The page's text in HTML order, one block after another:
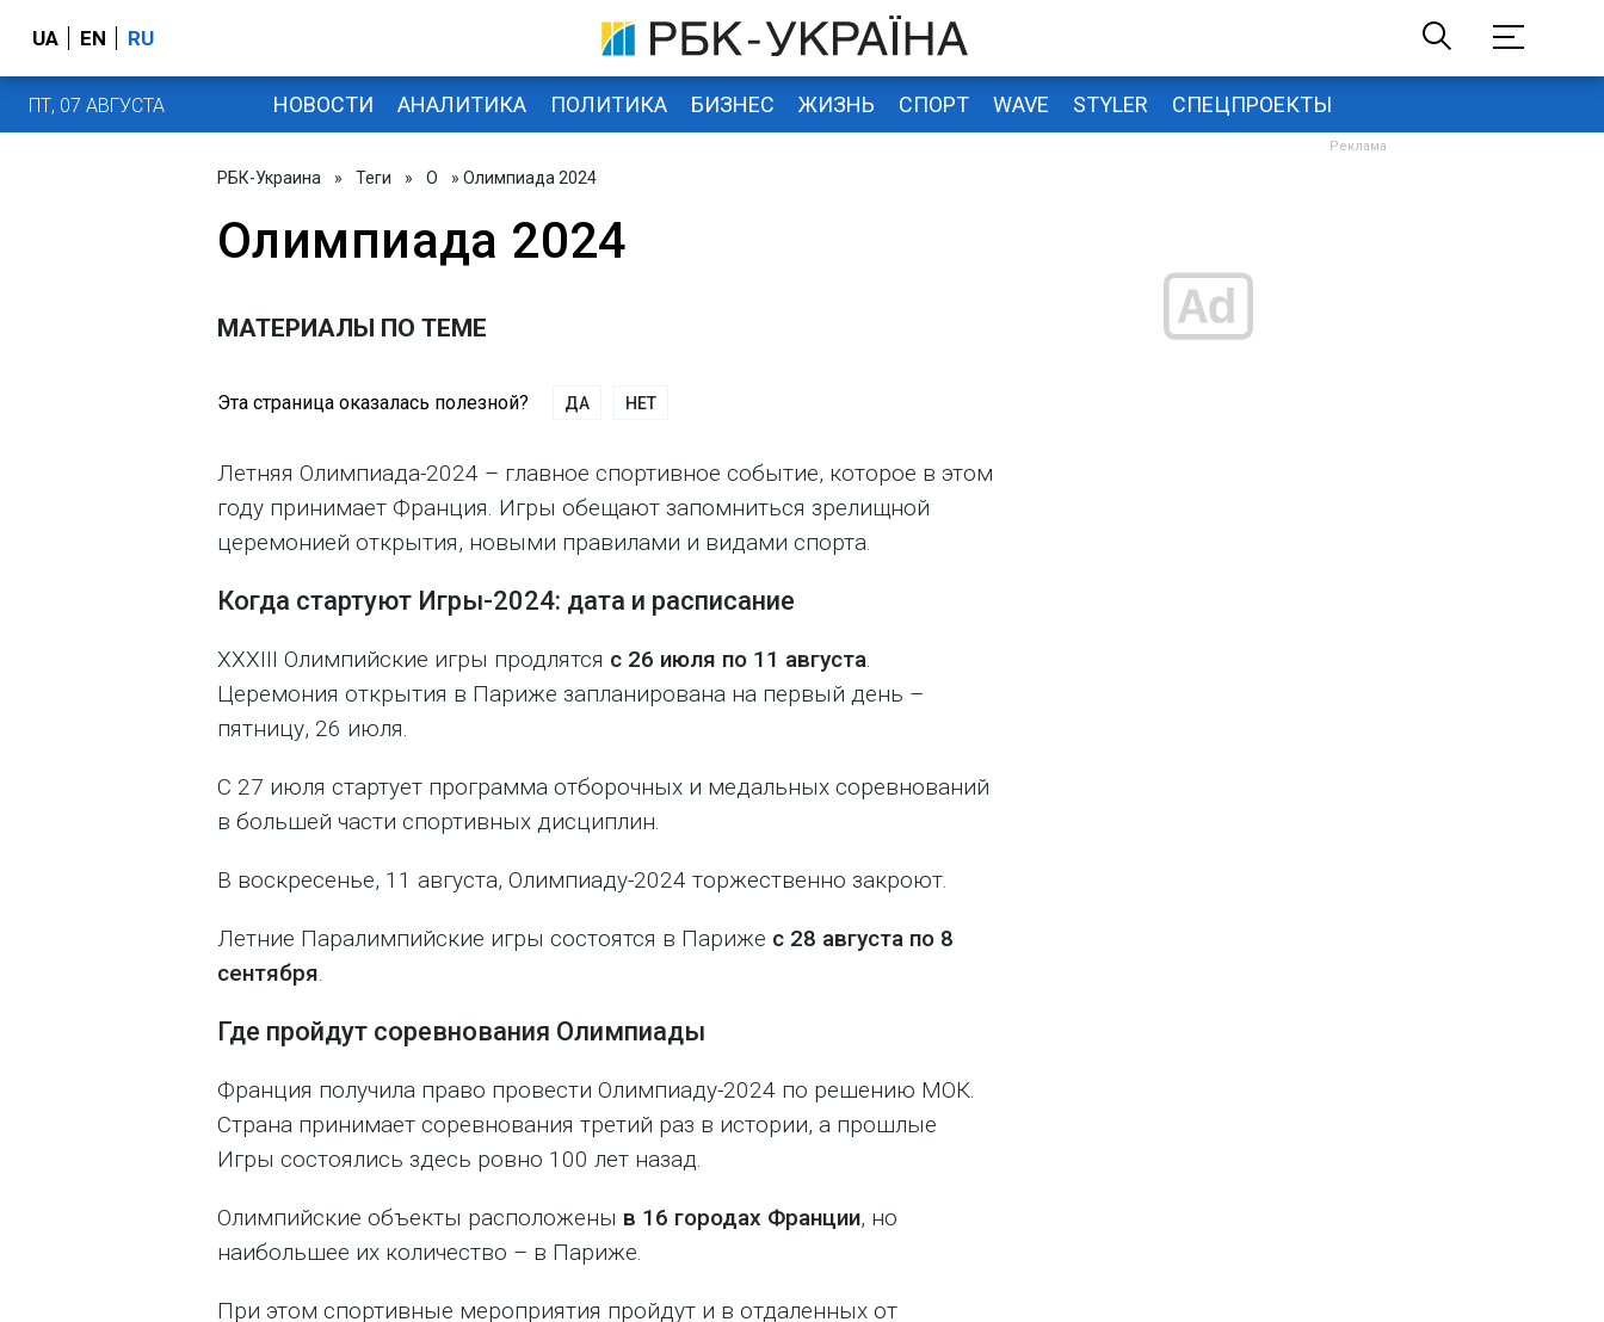
UA EN RU
ПТ, 07 АВГУСТА НОВОСТИ АНАЛИТИКА ПОЛИТИКА БИЗНЕС ЖИЗНЬ СПОРТ WAVE STYLER СПЕЦПРОЕКТЫ
РБК-Украина » Теги » О » Олимпиада 2024
Олимпиада 2024
МАТЕРИАЛЫ ПО ТЕМЕ
Эта страница оказалась полезной? ДА НЕТ
Летняя Олимпиада-2024 – главное спортивное событие, которое в этом
году принимает Франция. Игры обещают запомниться зрелищной
церемонией открытия, новыми правилами и видами спорта.
Когда стартуют Игры-2024: дата и расписание
XXXIII Олимпийские игры продлятся с 26 июля по 11 августа.
Церемония открытия в Париже запланирована на первый день –
пятницу, 26 июля.
C 27 июля стартует программа отборочных и медальных соревнований
в большей части спортивных дисциплин.
В воскресенье, 11 августа, Олимпиаду-2024 торжественно закроют.
Летние Паралимпийские игры состоятся в Париже с 28 августа по 8
сентября.
Где пройдут соревнования Олимпиады
Франция получила право провести Олимпиаду-2024 по решению МОК.
Страна принимает соревнования третий раз в истории, а прошлые
Игры состоялись здесь ровно 100 лет назад.
Олимпийские объекты расположены в 16 городах Франции, но
наибольшее их количество – в Париже.
При этом спортивные мероприятия пройдут и в отдаленных от